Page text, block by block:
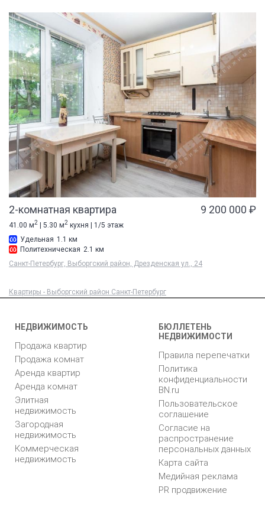
2-комнатная квартира 9 200 000 ₽
41.00 м2 | 5.30 м2 кухня | 1/5 этаж
Удельная 1.1 км
Политехническая 2.1 км
Санкт-Петербург, Выборгский район, Дрезденская ул., 24
Квартиры - Выборгский район Санкт-Петербург
НЕДВИЖИМОСТЬ
Продажа квартир
Продажа комнат
Аренда квартир
Аренда комнат
Элитная
недвижимость
Загородная
недвижимость
Коммерческая
недвижимость
БЮЛЛЕТЕНЬ
НЕДВИЖИМОСТИ
Правила перепечатки
Политика
конфиденциальности
BN.ru
Пользовательское
соглашение
Согласие на
распространение
персональных данных
Карта сайта
Медийная реклама
PR продвижение